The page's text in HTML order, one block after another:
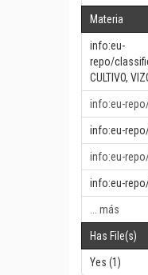
Materia
info:eu-
repo/
CULTIVO,
info:eu-
info:eu-
info:eu-
info:eu-
... más
Has File(s)
Yes (1)